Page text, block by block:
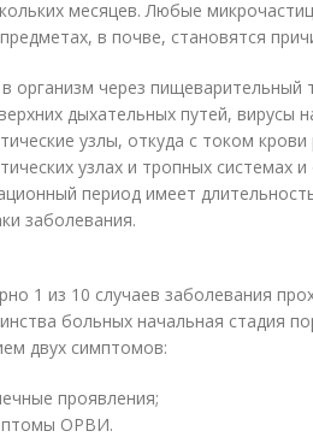
месяцев. Любые
в почве, становятся
организм через пищеварительный
дыхательных путей,
узлы, откуда с током
узлах и тропных системах
период имеет
заболевания.
1 из 10 случаев заболевания
больных начальная стадия
двух симптомов:
проявления;
ОРВИ.